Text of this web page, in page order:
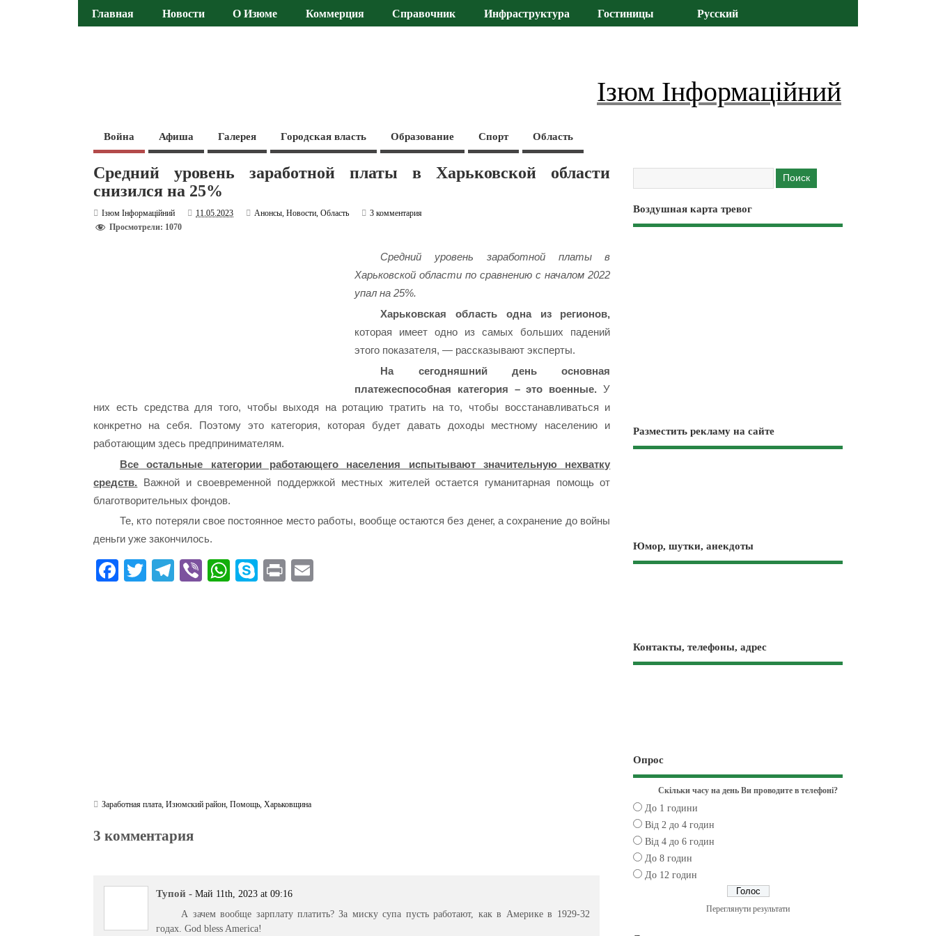
Главная Новости О Изюме Коммерция Справочник Инфраструктура Гостиницы Русский
Ізюм Інформаційний
Война Афиша Галерея Городская власть Образование Спорт Область
Средний уровень заработной платы в Харьковской области
снизился на 25%
Ізюм Інформаційний 11.05.2023 Анонсы,Новости,Область
3 комментария
Просмотрели: 1070
Средний уровень заработной платы в
Харьковской области по сравнению с началом 2022
упал на 25%.
Харьковская область одна из регионов,
которая имеет одно из самых больших падений
этого показателя, — рассказывают эксперты.
На сегодняшний день основная
платежеспособная категория – это военные. У
них есть средства для того, чтобы выходя на ротацию тратить на то, чтобы восстанавливаться и
конкретно на себя. Поэтому это категория, которая будет давать доходы местному населению и
работающим здесь предпринимателям.
Все остальные категории работающего населения испытывают значительную нехватку
средств. Важной и своевременной поддержкой местных жителей остается гуманитарная помощь от
благотворительных фондов.
Те, кто потеряли свое постоянное место работы, вообще остаются без денег, а сохранение до войны
деньги уже закончилось.
Fa T
Te Vi
W
S
Pr
Заработная плата,Изюмский район,Помощь,Харьковщина
3 комментария
Тупой - Май 11th, 2023 at 09:16
А зачем вообще зарплату платить? За миску супа пусть работают, как в Америке в 1929-32
годах. God bless America!
Воздушная карта тревог
Разместить рекламу на сайте
Юмор, шутки, анекдоты
Контакты, телефоны, адрес
Опрос
Скільки часу на день Ви проводите в телефоні?
До 1 години
Від 2 до 4 годин
Від 4 до 6 годин
До 8 годин
До 12 годин
Переглянути результати